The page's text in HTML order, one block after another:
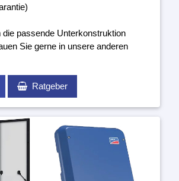
die passende Unterkonstruktion
Sie gerne in unsere anderen
Ratgeber